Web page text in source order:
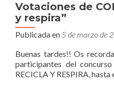
Votaciones de
y respira”
Publicada en 5 de marzo de
Buenas tardes!! Os
participantes del
RECICLA Y RESPIRA,